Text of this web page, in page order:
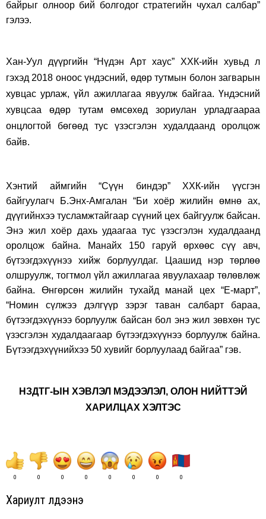
байрыг олноор бий болгодог стратегийн чухал салбар”
гэлээ.
Хан-Уул дүүргийн “Нүдэн Арт хаус” ХХК-ийн хувьд л
гэхэд 2018 оноос үндэсний, өдөр тутмын болон загварын
хувцас урлаж, үйл ажиллагаа явуулж байгаа. Үндэсний
хувцсаа өдөр тутам өмсөхөд зориулан урладгаараа
онцлогтой бөгөөд тус үзэсгэлэн худалдаанд оролцож
байв.
Хэнтий аймгийн “Сүүн биндэр” ХХК-ийн үүсгэн
байгуулагч Б.Энх-Амгалан “Би хоёр жилийн өмнө ах,
дүүгийнхээ тусламжтайгаар сүүний цех байгуулж байсан.
Энэ жил хоёр дахь удаагаа тус үзэсгэлэн худалдаанд
оролцож байна. Манайх 150 гаруй өрхөөс сүү авч,
бүтээгдэхүүнээ хийж борлуулдаг. Цаашид нэр төрлөө
олшруулж, тогтмол үйл ажиллагаа явуулахаар төлөвлөж
байна. Өнгөрсөн жилийн тухайд манай цех “Е-март”,
“Номин сүлжээ дэлгүүр зэрэг таван салбарт бараа,
бүтээгдэхүүнээ борлуулж байсан бол энэ жил зөвхөн тус
үзэсгэлэн худалдаагаар бүтээгдэхүүнээ борлуулж байна.
Бүтээгдэхүүнийхээ 50 хувийг борлуулаад байгаа” гэв.
НЗДТГ-ЫН ХЭВЛЭЛ МЭДЭЭЛЭЛ, ОЛОН НИЙТТЭЙ
ХАРИЛЦАХ ХЭЛТЭС
0 0 0 0 0 0 0 0
Хариулт үлдээнэ үү